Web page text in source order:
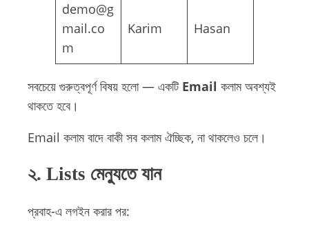
demo@g
mail.co
m
Karim Hasan
সবচেয়ে গুরুত্বপূর্ণ বিষয় হলো — একটি Email কলাম অবশ্যই
থাকতে হবে।
Email কলাম বাদে বাকী সব কলাম ঐচ্ছিক, না থাকলেও চলে।
২. Lists মেন্যুতে যান
প্রবাহ-এ লগইন করার পর: